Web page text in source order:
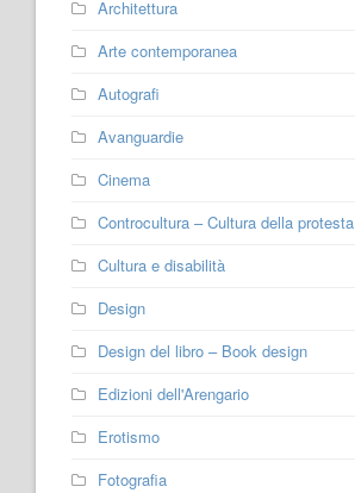
Architettura
Arte contemporanea
Autografi
Avanguardie
Cinema
Controcultura – Cultura della protesta
Cultura e disabilità
Design
Design del libro – Book design
Edizioni dell'Arengario
Erotismo
Fotografia